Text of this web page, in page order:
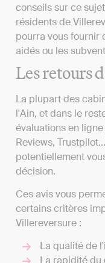
conseils sur ce
résidents de
pourra vous fournir
aidés ou les
Les retours
La plupart des
l'Ain, et dans le
évaluations en
Reviews,
potentiellement
décision.
Ces avis vous
certains critères
Villereversure :
La qualité de
La rapidité